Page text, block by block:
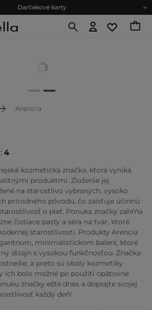
Darčekové karty
Ekologické balenie
Darčekové karty
Arencia
4
kozmetická značka, ktorá vyniká
produktmi. Zloženie jej
na starostlivo vybraných, vysoko
prírodného pôvodu, čo zaisťuje účinnú
o pleť. Ponuka značky zahŕňa
čistiace pasty a séra na tvár, ktoré
starostlivosti. Produkty Arencia
minimalistickom balení, ktoré
dizajn s vysokou funkčnosťou. Značka
a preto sú obaly kozmetiky
ich bolo možné po použití opätovne
značky ešte dnes a doprajte svojej
každý deň!